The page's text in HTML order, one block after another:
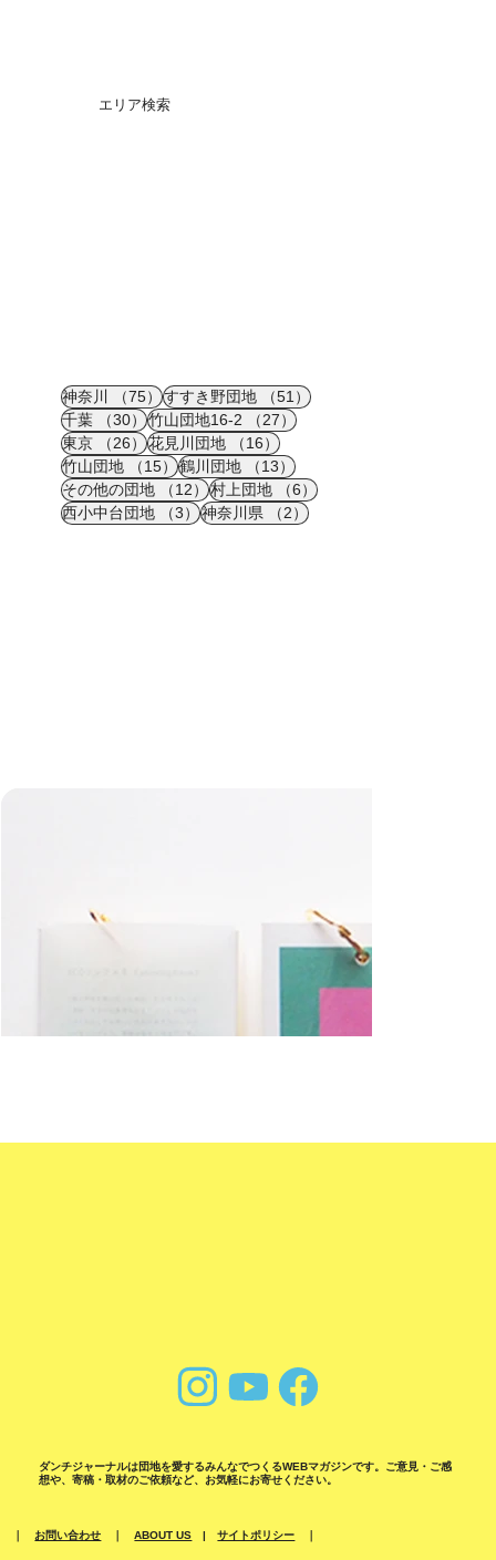
エリア検索
神奈川 （75）75件の記事
すすき野団地 （51）51件の記事
千葉
（30）30件の記事
竹山団地16-2 （27）27件の記事
東京
（26）26件の記事
花見川団地 （16）16件の記事
竹山団地
（15）15件の記事
鶴川団地 （13）13件の記事
その他の団地
（12）12件の記事
村上団地 （6）6件の記事
西小中台団地
（3）3件の記事
神奈川県 （2）2件の記事
｜お問い合わせ ｜ABOUT US |サイトポリシー
ダンチジャーナルは団地を愛するみんなでつくるWEBマガジンです。ご意見・ご感
想や、寄稿・取材のご依頼など、お気軽にお寄せください。